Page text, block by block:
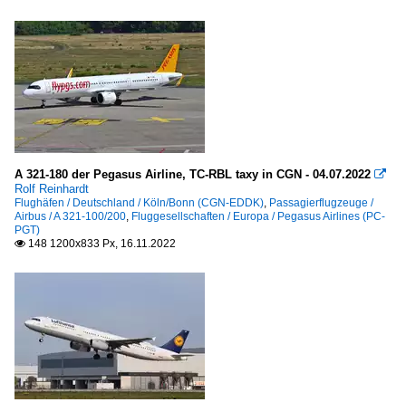
A 321-180 der Pegasus Airline, TC-RBL taxy in CGN - 04.07.2022 
Rolf Reinhardt
Flughäfen / Deutschland / Köln/Bonn (CGN-EDDK), Passagierflugzeuge /
Airbus / A 321-100/200, Fluggesellschaften / Europa / Pegasus Airlines (PC-
PGT)
 148 1200x833 Px, 16.11.2022